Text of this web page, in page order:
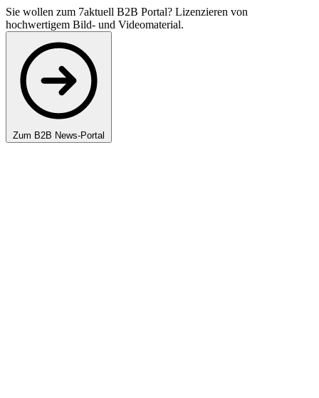
Sie wollen zum 7aktuell B2B Portal? Lizenzieren von
hochwertigem Bild- und Videomaterial.
Zum B2B News-Portal